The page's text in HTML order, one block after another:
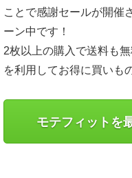
ことで感謝セールが開催
ーン中です！
2枚以上の購入で送料も
を利用してお得に買いも
モテフィットを